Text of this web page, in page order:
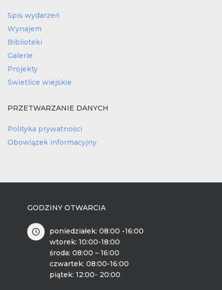
Spis wydarzeń
Wynajem
Biblioteki
Galerie
Projekty
Świetlice wiejskie
PRZETWARZANIE DANYCH
Polityka prywatności
Obowiązek informacyjny
GODZINY OTWARCIA
poniedziałek: 08:00 -16:00
wtorek: 10:00-18:00
środa: 08:00 – 16:00
czwartek: 08:00-16:00
piątek: 12:00- 20:00